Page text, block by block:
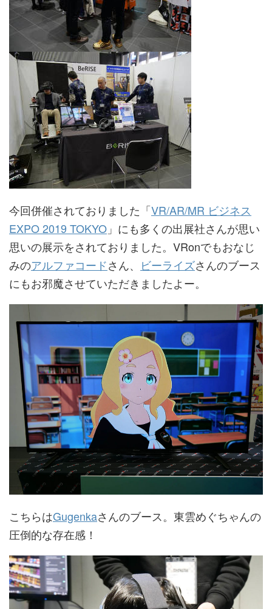
今回併催されておりました「VR/AR/MR ビジネス
EXPO 2019 TOKYO 」にも多くの出展社さんが思い
思いの展示をされておりました。VRonでもおなじ
みのアルファコードさん、 ビーライズさんのブース
にもお邪魔させていただきましたよー。
こちらはGugenkaさんのブース。東雲めぐちゃんの
圧倒的な存在感！